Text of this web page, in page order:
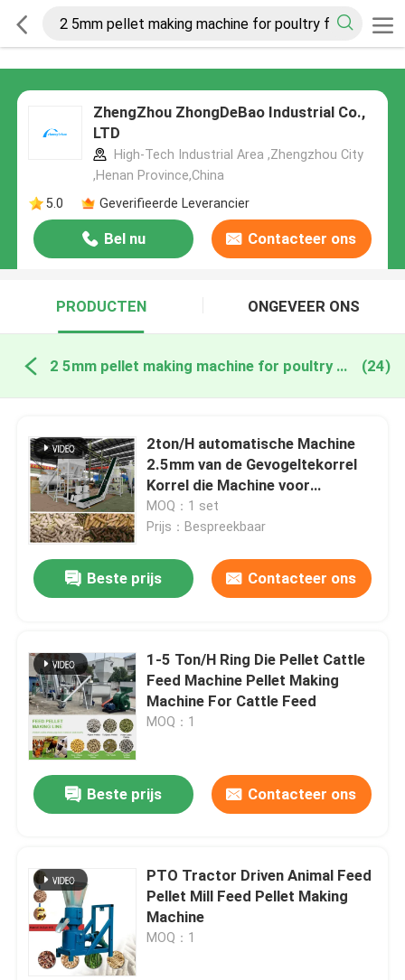
ZhengZhou ZhongDeBao Industrial Co.,
LTD
High-Tech Industrial Area ,Zhengzhou City
,Henan Province,China
5.0
Geverifieerde Leverancier
Bel nu Contacteer ons
PRODUCTEN ONGEVEER ONS
2 5mm pellet making machine for poultry feed online fabricage (24)
2ton/H automatische Machine
2.5mm van de Gevogeltekorrel
Korrel die Machine voor
Gevogeltevoer maakt
MOQ：1 set
Prijs：Bespreekbaar
Beste prijs Contacteer ons
1-5 Ton/H Ring Die Pellet Cattle
Feed Machine Pellet Making
Machine For Cattle Feed
MOQ：1
Beste prijs Contacteer ons
PTO Tractor Driven Animal Feed
Pellet Mill Feed Pellet Making
Machine
MOQ：1